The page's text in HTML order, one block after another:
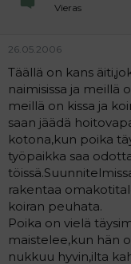
Vieras
26.05.2006
Täällä on kans
naimisissa ja meillä
meillä on kissa ja
saan jäädä
kotona,kun poika
työpaikka saa
rakentaa
koiran peuhata.
Poika on vielä
maistelee,kun hän
nukkuu hyvin,ilta